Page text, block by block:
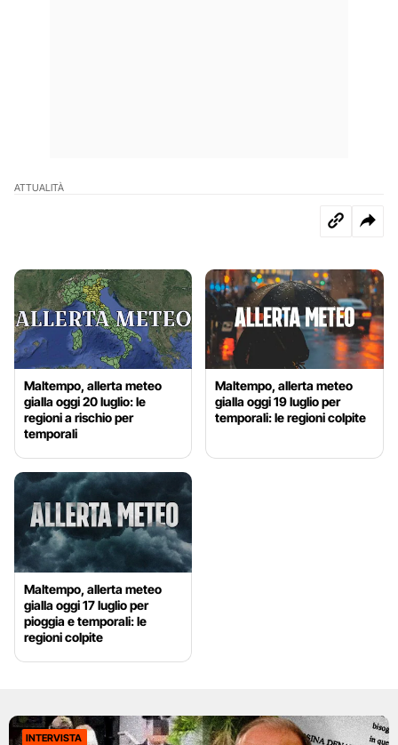
ATTUALITÀ
Maltempo, allerta meteo
gialla oggi 20 luglio: le
regioni a rischio per
temporali
Maltempo, allerta meteo
gialla oggi 19 luglio per
temporali: le regioni colpite
Maltempo, allerta meteo
gialla oggi 17 luglio per
pioggia e temporali: le
regioni colpite
INTERVISTA